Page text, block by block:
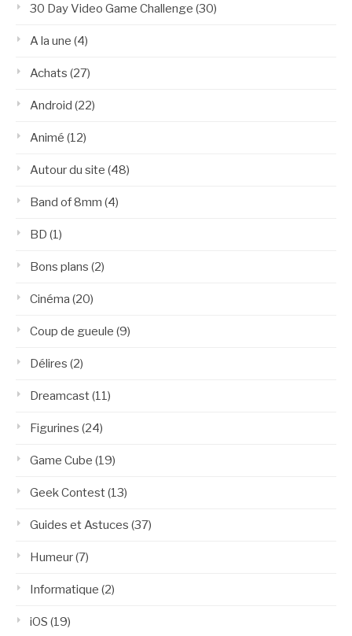
30 Day Video Game Challenge (30)
A la une (4)
Achats (27)
Android (22)
Animé (12)
Autour du site (48)
Band of 8mm (4)
BD (1)
Bons plans (2)
Cinéma (20)
Coup de gueule (9)
Délires (2)
Dreamcast(11)
Figurines (24)
Game Cube (19)
Geek Contest(13)
Guides et Astuces (37)
Humeur(7)
Informatique (2)
iOS (19)